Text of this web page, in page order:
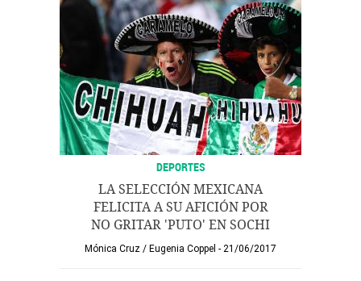
DEPORTES
LA SELECCIÓN MEXICANA
FELICITA A SU AFICIÓN POR
NO GRITAR 'PUTO' EN SOCHI
Mónica Cruz / Eugenia Coppel 21/06/2017